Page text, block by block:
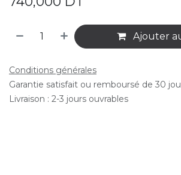
Ajouter
Conditions générales
Garantie satisfait ou remboursé de 30
Livraison : 2-3 jours ouvrables